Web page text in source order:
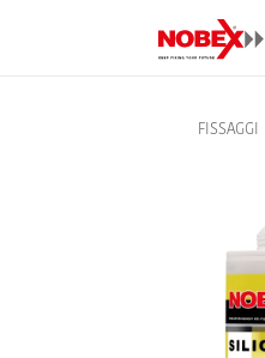
FISSAGGI